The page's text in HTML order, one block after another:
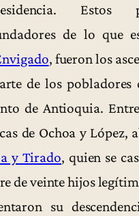
Estos
de lo que
, fueron los
de los pobladores
de Antioquia.
de Ochoa y López,
y Tirado, quien se
de veinte hijos
su